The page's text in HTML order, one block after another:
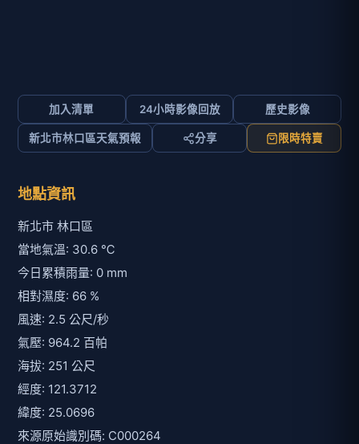
加入清單 24小時影像回放 歷史影像
新北市林口區天氣預報 分享 限時特賣
地點資訊
新北市 林口區
當地氣溫: 30.6 ℃
今日累積雨量: 0 mm
相對濕度: 66 %
風速: 2.5 公尺/秒
氣壓: 964.2 百帕
海拔: 251 公尺
經度: 121.3712
緯度: 25.0696
來源原始識別碼: C000264